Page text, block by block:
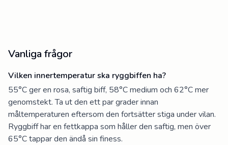
Vanliga frågor
Vilken innertemperatur ska ryggbiffen ha?
55°C ger en rosa, saftig biff, 58°C medium och 62°C mer
genomstekt. Ta ut den ett par grader innan
måltemperaturen eftersom den fortsätter stiga under vilan.
Ryggbiff har en fettkappa som håller den saftig, men över
65°C tappar den ändå sin finess.